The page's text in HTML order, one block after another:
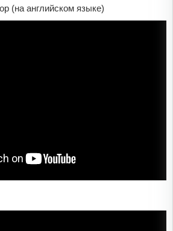
(на английском языке)